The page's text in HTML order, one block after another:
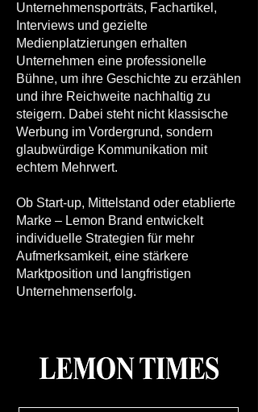
Unternehmensporträts, Fachartikel,
Interviews und gezielte
Medienplatzierungen erhalten
Unternehmen eine professionelle
Bühne, um ihre Geschichte zu erzählen
und ihre Reichweite nachhaltig zu
steigern. Dabei steht nicht klassische
Werbung im Vordergrund, sondern
glaubwürdige Kommunikation mit
echtem Mehrwert.
Ob Start-up, Mittelstand oder etablierte
Marke – Lemon Brand entwickelt
individuelle Strategien für mehr
Aufmerksamkeit, eine stärkere
Marktposition und langfristigen
Unternehmenserfolg.